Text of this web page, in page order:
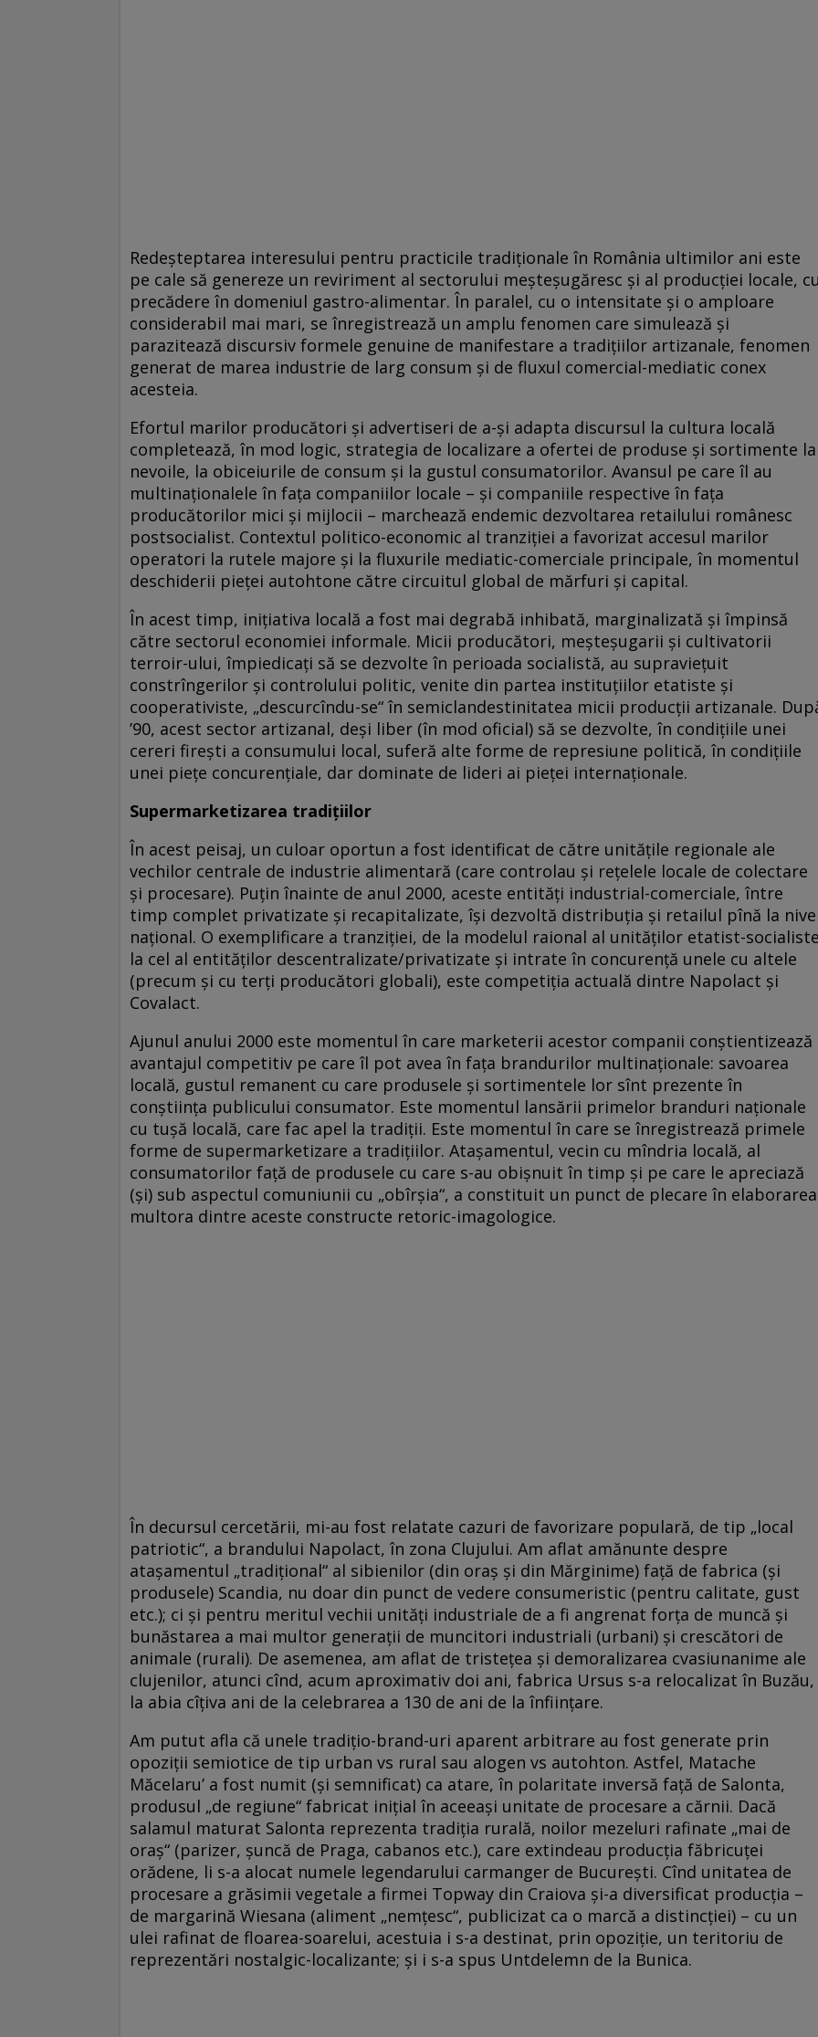
Redeşteptarea interesului pentru practicile tradiţionale în România ultimilor ani este
pe cale să genereze un reviriment al sectorului meşteşugăresc şi al producţiei locale,
precădere în domeniul gastro-alimentar. În paralel, cu o intensitate şi o amploare
considerabil mai mari, se înregistrează un amplu fenomen care simulează şi
parazitează discursiv formele genuine de manifestare a tradiţiilor artizanale, fenomen
generat de marea industrie de larg consum şi de fluxul comercial-mediatic conex
acesteia.
Efortul marilor producători şi advertiseri de a-şi adapta discursul la cultura locală
completează, în mod logic, strategia de localizare a ofertei de produse şi sortimente la
nevoile, la obiceiurile de consum şi la gustul consumatorilor. Avansul pe care îl au
multinaţionalele în faţa companiilor locale – şi companiile respective în faţa
producătorilor mici şi mijlocii – marchează endemic dezvoltarea retailului românesc
postsocialist. Contextul politico-economic al tranziţiei a favorizat accesul marilor
operatori la rutele majore şi la fluxurile mediatic-comerciale principale, în momentul
deschiderii pieţei autohtone către circuitul global de mărfuri şi capital.
În acest timp, iniţiativa locală a fost mai degrabă inhibată, marginalizată şi împinsă
către sectorul economiei informale. Micii producători, meşteşugarii şi cultivatorii
terroir-ului, împiedicaţi să se dezvolte în perioada socialistă, au supravieţuit
constrîngerilor şi controlului politic, venite din partea instituţiilor etatiste şi
cooperativiste, „descurcîndu-se“ în semiclandestinitatea micii producţii artizanale.
’90, acest sector artizanal, deşi liber (în mod oficial) să se dezvolte, în condiţiile unei
cereri fireşti a consumului local, suferă alte forme de represiune politică, în condiţiile
unei pieţe concurenţiale, dar dominate de lideri ai pieţei internaţionale.
Supermarketizarea tradiţiilor
În acest peisaj, un culoar oportun a fost identificat de către unităţile regionale ale
vechilor centrale de industrie alimentară (care controlau şi reţelele locale de colectare
şi procesare). Puţin înainte de anul 2000, aceste entităţi industrial-comerciale, între
timp complet privatizate şi recapitalizate, îşi dezvoltă distribuţia şi retailul pînă la
naţional. O exemplificare a tranziţiei, de la modelul raional al unităţilor etatist-
la cel al entităţilor descentralizate/privatizate şi intrate în concurenţă unele cu altele
(precum şi cu terţi producători globali), este competiţia actuală dintre Napolact şi
Covalact.
Ajunul anului 2000 este momentul în care marketerii acestor companii conştientizează
avantajul competitiv pe care îl pot avea în faţa brandurilor multinaţionale: savoarea
locală, gustul remanent cu care produsele şi sortimentele lor sînt prezente în
conştiinţa publicului consumator. Este momentul lansării primelor branduri naţionale
cu tuşă locală, care fac apel la tradiţii. Este momentul în care se înregistrează primele
forme de supermarketizare a tradiţiilor. Ataşamentul, vecin cu mîndria locală, al
consumatorilor faţă de produsele cu care s-au obişnuit în timp şi pe care le apreciază
(şi) sub aspectul comuniunii cu „obîrşia“, a constituit un punct de plecare în elaborarea
multora dintre aceste constructe retoric-imagologice.
În decursul cercetării, mi-au fost relatate cazuri de favorizare populară, de tip „local
patriotic“, a brandului Napolact, în zona Clujului. Am aflat amănunte despre
ataşamentul „tradiţional“ al sibienilor (din oraş şi din Mărginime) faţă de fabrica (şi
produsele) Scandia, nu doar din punct de vedere consumeristic (pentru calitate, gust
etc.); ci şi pentru meritul vechii unităţi industriale de a fi angrenat forţa de muncă şi
bunăstarea a mai multor generaţii de muncitori industriali (urbani) şi crescători de
animale (rurali). De asemenea, am aflat de tristeţea şi demoralizarea cvasiunanime ale
clujenilor, atunci cînd, acum aproximativ doi ani, fabrica Ursus s-a relocalizat în Buzău,
la abia cîţiva ani de la celebrarea a 130 de ani de la înfiinţare.
Am putut afla că unele tradiţio-brand-uri aparent arbitrare au fost generate prin
opoziţii semiotice de tip urban vs rural sau alogen vs autohton. Astfel, Matache
Măcelaru’ a fost numit (şi semnificat) ca atare, în polaritate inversă faţă de Salonta,
produsul „de regiune“ fabricat iniţial în aceeaşi unitate de procesare a cărnii. Dacă
salamul maturat Salonta reprezenta tradiţia rurală, noilor mezeluri rafinate „mai de
oraş“ (parizer, şuncă de Praga, cabanos etc.), care extindeau producţia făbricuţei
orădene, li s-a alocat numele legendarului carmanger de Bucureşti. Cînd unitatea de
procesare a grăsimii vegetale a firmei Topway din Craiova şi-a diversificat producţia –
de margarină Wiesana (aliment „nemţesc“, publicizat ca o marcă a distincţiei) – cu un
ulei rafinat de floarea-soarelui, acestuia i s-a destinat, prin opoziţie, un teritoriu de
reprezentări nostalgic-localizante; şi i s-a spus Untdelemn de la Bunica.